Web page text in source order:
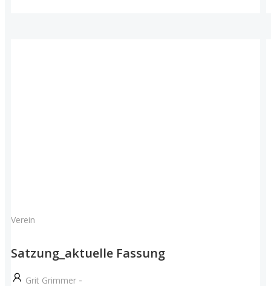
Verein
Satzung_aktuelle Fassung
Grit Grimmer -